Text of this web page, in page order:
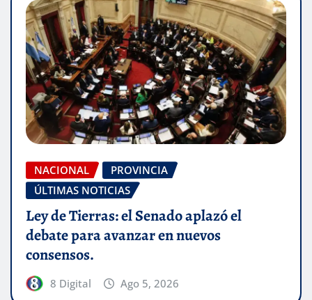
NACIONAL
PROVINCIA
ÚLTIMAS NOTICIAS
Ley de Tierras: el Senado aplazó el
debate para avanzar en nuevos
consensos.
8 Digital Ago 5, 2026